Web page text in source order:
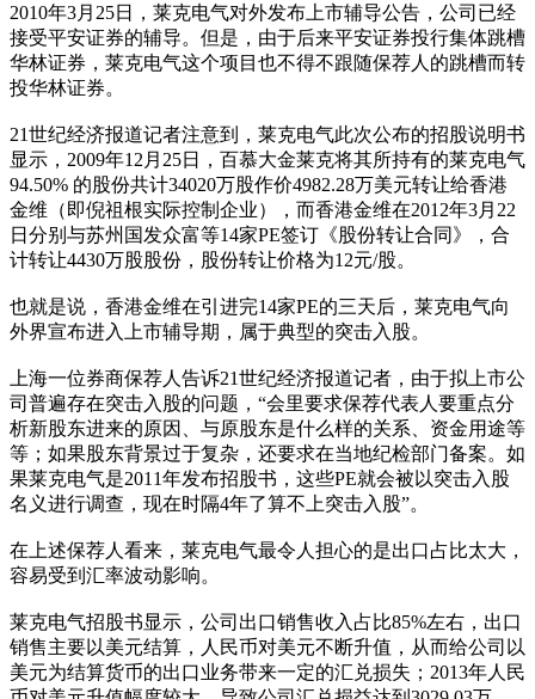
2010年3月25日，莱克电气对外发布上市辅导公告，公司已经
接受平安证券的辅导。但是，由于后来平安证券投行集体跳槽
华林证券，莱克电气这个项目也不得不跟随保荐人的跳槽而转
投华林证券。
21世纪经济报道记者注意到，莱克电气此次公布的招股说明书
显示，2009年12月25日，百慕大金莱克将其所持有的莱克电气
94.50% 的股份共计34020万股作价4982.28万美元转让给香港
金维（即倪祖根实际控制企业），而香港金维在2012年3月22
日分别与苏州国发众富等14家PE签订《股份转让合同》，合
计转让4430万股股份，股份转让价格为12元/股。
也就是说，香港金维在引进完14家PE的三天后，莱克电气向
外界宣布进入上市辅导期，属于典型的突击入股。
上海一位券商保荐人告诉21世纪经济报道记者，由于拟上市公
司普遍存在突击入股的问题，“会里要求保荐代表人要重点分
析新股东进来的原因、与原股东是什么样的关系、资金用途等
等；如果股东背景过于复杂，还要求在当地纪检部门备案。如
果莱克电气是2011年发布招股书，这些PE就会被以突击入股
名义进行调查，现在时隔4年了算不上突击入股”。
在上述保荐人看来，莱克电气最令人担心的是出口占比太大，
容易受到汇率波动影响。
莱克电气招股书显示，公司出口销售收入占比85%左右，出口
销售主要以美元结算，人民币对美元不断升值，从而给公司以
美元为结算货币的出口业务带来一定的汇兑损失；2013年人民